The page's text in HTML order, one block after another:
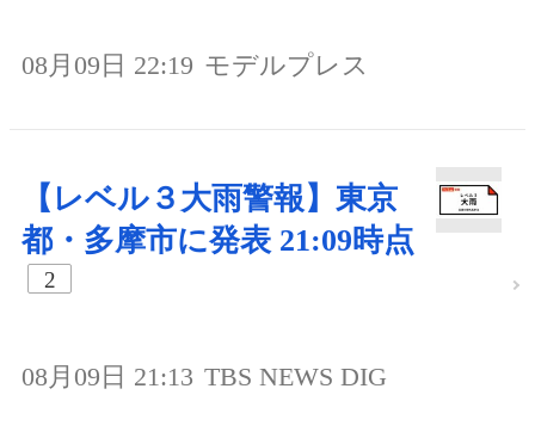
08月09日 22:19 モデルプレス
【レベル３大雨警報】東京
都・多摩市に発表 21:09時点
2
08月09日 21:13 TBS NEWS DIG